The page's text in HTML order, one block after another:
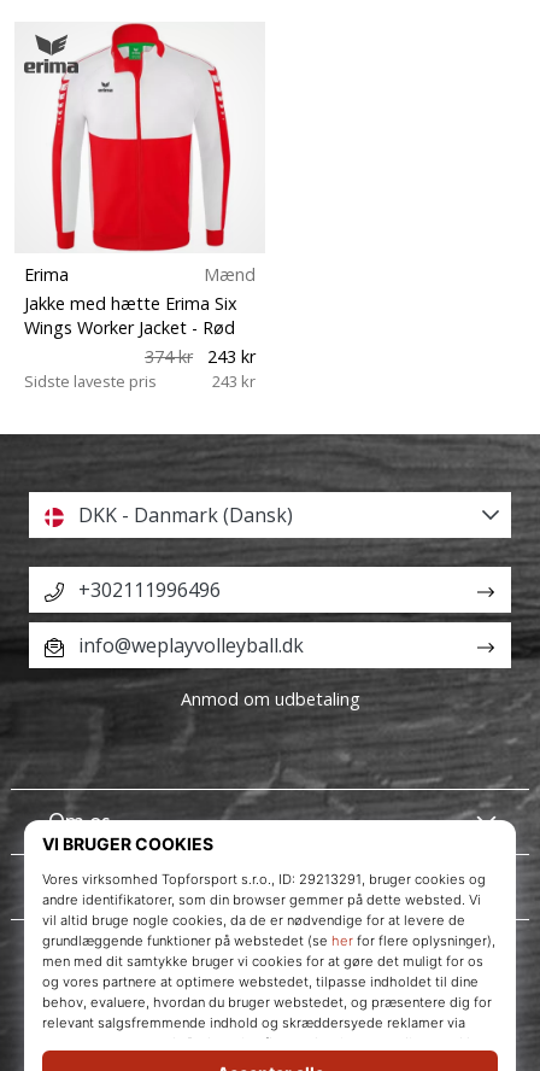
Erima
Mænd
Jakke med hætte Erima Six
Wings Worker Jacket - Rød
374 kr
243 kr
Sidste laveste pris 243 kr
WePlayVolleyball.dk
Om os
Kundeservice
DKK - Danmark (Dansk)
+302111996496
info@weplayvolleyball.dk
Anmod om udbetaling